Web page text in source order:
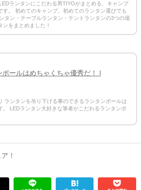
ランタンにこだわる男TIYOがまとめる、キャンプ
す。 初めてのキャンプ、初めてのランタン選びでも
タン・テーブルランタン・テントランタンの3つの場
をまとめました！
ポールはめちゃくちゃ優秀だ！ |
ランタンを吊り下げる事のできるランタンポールは
。 LEDランタン大好きな筆者がこだわるランタンポ
！